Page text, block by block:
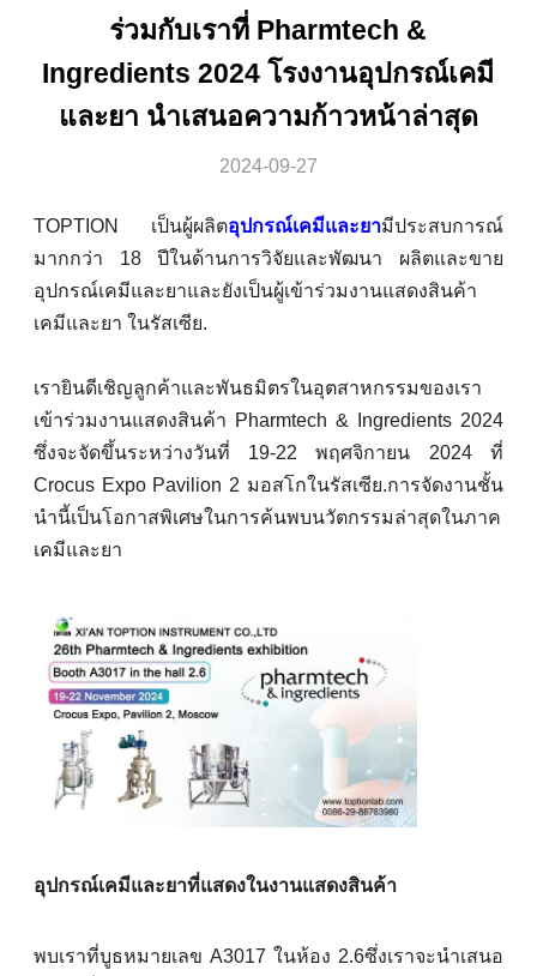
ร่วมกับเราที่ Pharmtech &
Ingredients 2024 โรงงานอุปกรณ์เคมี
และยา นําเสนอความก้าวหน้าล่าสุด
2024-09-27
TOPTION เป็นผู้ผลิตอุปกรณ์เคมีและยามีประสบการณ์
มากกว่า 18 ปีในด้านการวิจัยและพัฒนา ผลิตและขาย
อุปกรณ์เคมีและยาและยังเป็นผู้เข้าร่วมงานแสดงสินค้า
เคมีและยา ในรัสเซีย.
เรายินดีเชิญลูกค้าและพันธมิตรในอุตสาหกรรมของเรา
เข้าร่วมงานแสดงสินค้า Pharmtech & Ingredients 2024
ซึ่งจะจัดขึ้นระหว่างวันที่ 19-22 พฤศจิกายน 2024 ที่
Crocus Expo Pavilion 2 มอสโกในรัสเซีย.การจัดงานชั้น
นํานี้เป็นโอกาสพิเศษในการค้นพบนวัตกรรมล่าสุดในภาค
เคมีและยา
อุปกรณ์เคมีและยาที่แสดงในงานแสดงสินค้า
พบเราที่บูธหมายเลข A3017 ในห้อง 2.6ซึ่งเราจะนําเสนอ